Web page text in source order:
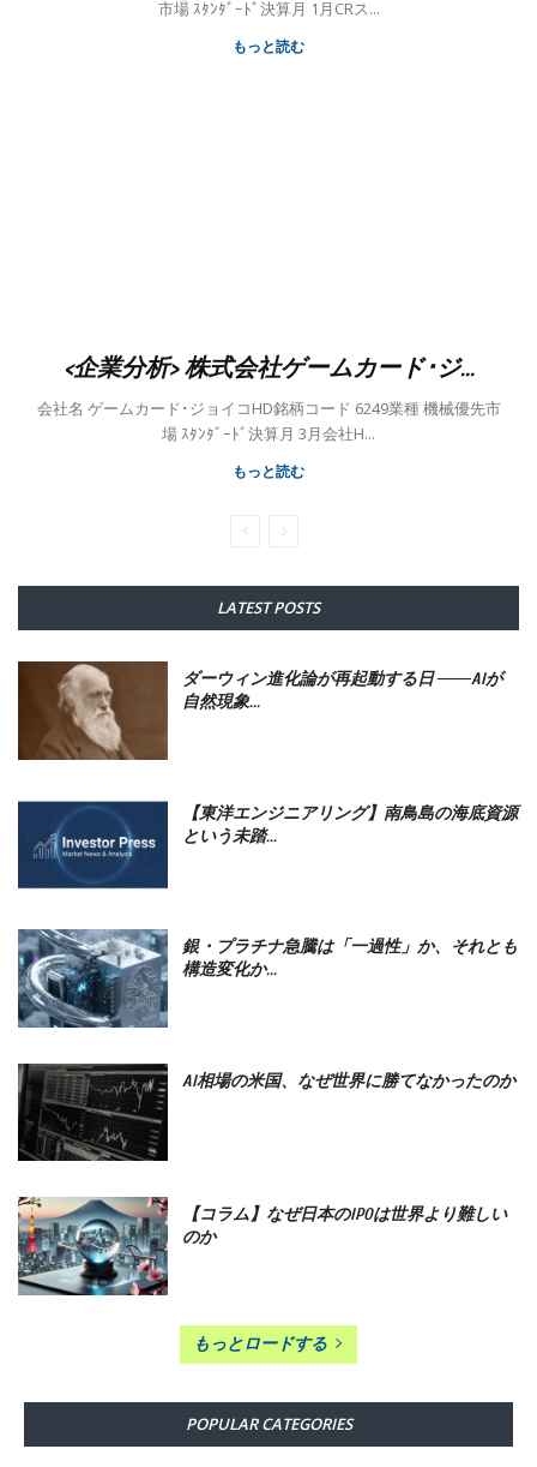
市場 ｽﾀﾝﾀﾞｰﾄﾞ決算月 1月CRス...
もっと読む
<企業分析> 株式会社ゲームカード･ジ...
会社名 ゲームカード･ジョイコHD銘柄コード 6249業種 機械優先市
場 ｽﾀﾝﾀﾞｰﾄﾞ決算月 3月会社H...
もっと読む
LATEST POSTS
ダーウィン進化論が再起動する日 ――AIが
自然現象...
【東洋エンジニアリング】南鳥島の海底資源
という未踏...
銀・プラチナ急騰は「一過性」か、それとも
構造変化か...
AI相場の米国、なぜ世界に勝てなかったのか
【コラム】なぜ日本のIPOは世界より難しい
のか
もっとロードする
POPULAR CATEGORIES